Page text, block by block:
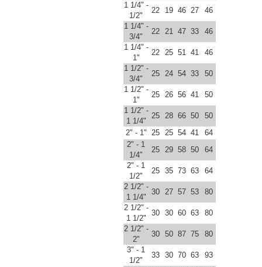
1 1/4" -
1/2"
22 19 46 27
46
1 1/4" -
3/4"
22 21 47 33
46
1 1/4" -
1"
22 25 51 41
46
1 1/2" -
3/4"
25 24 54 33
50
1 1/2" -
1"
25 26 56 41
50
1 1/2" -
1 1/4"
25 28 66 50
50
2" - 1" 25 25 54 41
64
2" - 1
1/4"
25 29 58 50
64
2" - 1
1/2"
25 35 73 63
64
2 1/2" -
1 1/4"
30 27 57 53
80
2 1/2" -
1 1/2"
30 30 60 63
80
2 1/2" -
2"
30 50 87 75
80
3" - 1
1/2"
33 30 70 63
93